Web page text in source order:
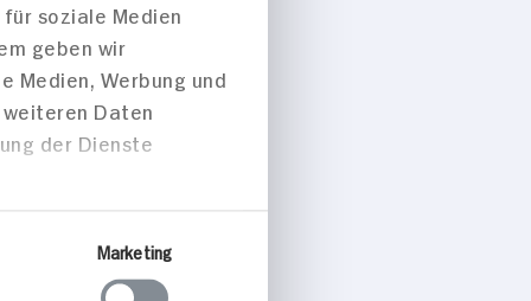
soziale Medien
geben wir
Medien, Werbung und
Daten
der Dienste
Marketing
Portion